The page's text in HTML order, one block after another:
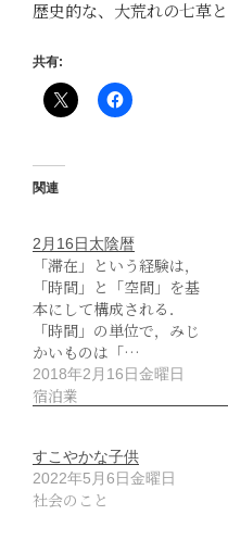
歴史的な、大荒れの七草と
共有:
関連
2月16日太陰暦
「滞在」という経験は，
「時間」と「空間」を基
本にして構成される．
「時間」の単位で，みじ
かいものは「…
2018年2月16日金曜日
宿泊業
すこやかな子供
2022年5月6日金曜日
社会のこと